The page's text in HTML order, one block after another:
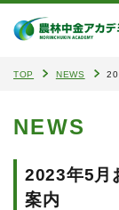
TOP NEWS
NEWS
2023年5月
案内